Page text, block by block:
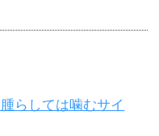
らしては噛むサイ